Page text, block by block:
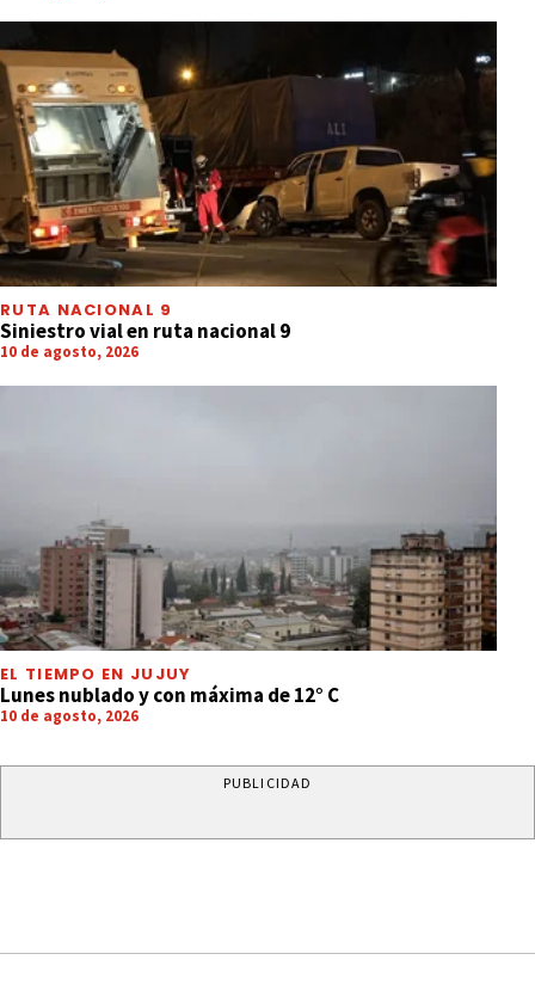
RUTA NACIONAL 9
Siniestro vial en ruta nacional 9
10 de agosto, 2026
EL TIEMPO EN JUJUY
Lunes nublado y con máxima de 12° C
10 de agosto, 2026
PUBLICIDAD